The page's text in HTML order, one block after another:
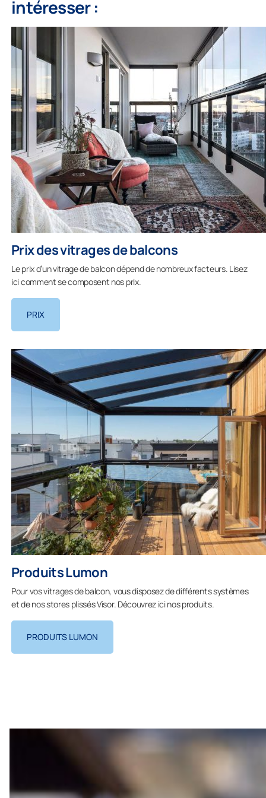
consiste à créer un espace qui vous apporte plaisir
et détente. Prenez votre temps, amusez-vous et
profitez de la transformation de votre balcon en
une oasis paisible et agréable.
Pour en savoir plus sur le processus de commande
de nos vitrages de balcon, cliquez
GALERIE
intéresser :
Prix des vitrages de balcons
Le prix d’un vitrage de balcon dépend de nombreux facteurs. Lisez
ici comment se composent nos prix.
PRIX
Produits Lumon
Pour vos vitrages de balcon, vous disposez de différents systèmes
et de nos stores plissés Visor. Découvrez ici nos produits.
PRODUITS LUMON